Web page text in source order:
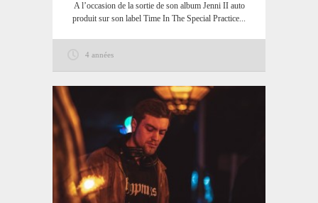
A l’occasion de la sortie de son album Jenni II auto
produit sur son label Time In The Special Practice...
4 années